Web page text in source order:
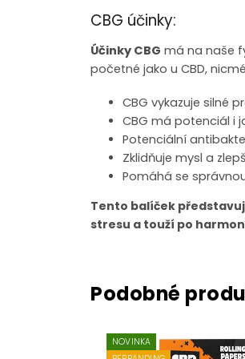
CBG účinky:
Účinky CBG má na naše
početné jako u CBD,
CBG vykazuje silné
CBG má potenciál i
Potenciální
Zklidňuje mysl a
Pomáhá se
Tento balíček
stresu a touží po
NOVINKA